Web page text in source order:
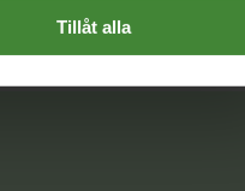
Tillåt alla